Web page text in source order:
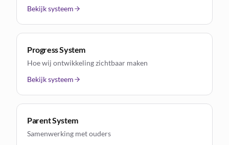
Bekijk systeem
Progress System
Hoe wij ontwikkeling zichtbaar maken
Bekijk systeem
Parent System
Samenwerking met ouders